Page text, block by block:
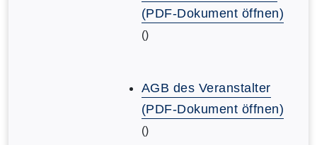
(PDF-Dokument öffnen)
()
AGB des Veranstalter
(PDF-Dokument öffnen)
()